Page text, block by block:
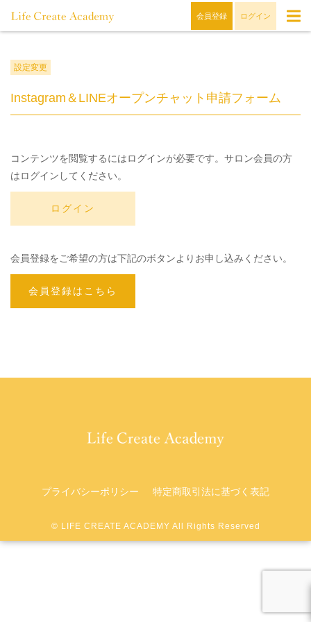
会員登録 ログイン
設定変更
Instagram＆LINEオープンチャット申請フォーム
コンテンツを閲覧するにはログインが必要です。サロン会員の方
はログインしてください。
ログイン
会員登録をご希望の方は下記のボタンよりお申し込みください。
会員登録はこちら
プライバシーポリシー 特定商取引法に基づく表記
©︎ LIFE CREATE ACADEMY All Rights Reserved